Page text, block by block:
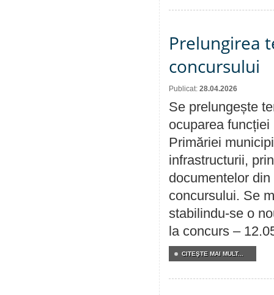
Prelungirea
concursului
Publicat: 28.04.2026
Se prelungește
ocuparea
Primăriei
infrastructurii,
documentelor
concursului. Se
stabilindu-se o
la concurs –
CITEŞTE MAI MULT...